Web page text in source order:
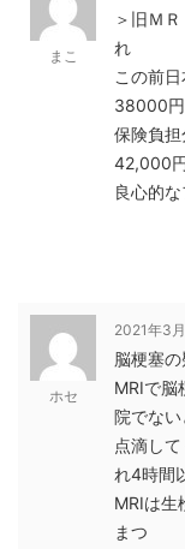
まこ
＞旧Ｍ
れ
この前
38000
保険負
42,000
良心的
ホセ
2021年3
脳梗塞
MRIで脳
院でな
点滴し
れ4時間
MRIは生
まつ